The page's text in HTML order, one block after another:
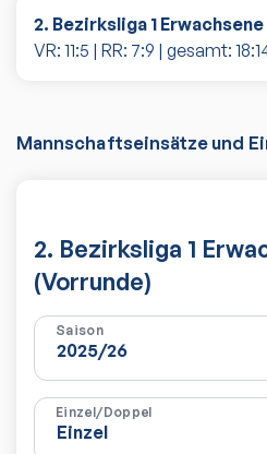
2. Bezirksliga 1 Erwachsene
VR: 11:5 | RR: 7:9 | gesamt: 18:
Mannschaftseinsätze und
2. Bezirksliga 1
(Vorrunde)
Saison
Einzel/Doppel